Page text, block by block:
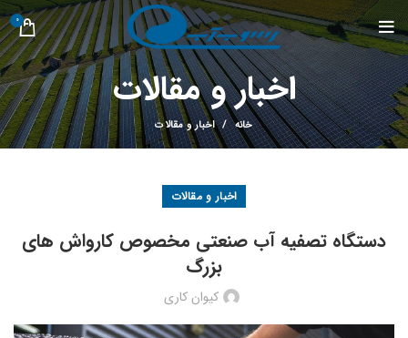
0
اخبار و مقالات
خانه اخبار و مقالات
اخبار و مقالات
دستگاه تصفیه آب صنعتی مخصوص کارواش های
بزرگ
کیوان کاری